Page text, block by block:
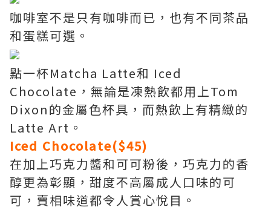
咖啡室不是只有咖啡而已，也有不同茶品
和蛋糕可選。
點一杯Matcha Latte和 Iced
Chocolate，無論是凍熱飲都用上Tom
Dixon的金屬色杯具，而熱飲上有精緻的
Latte Art。
Iced Chocolate($45)
在加上巧克力醬和可可粉後，巧克力的香
醇更為彰顯，甜度不高屬成人口味的可
可，賣相味道都令人賞心悅目。